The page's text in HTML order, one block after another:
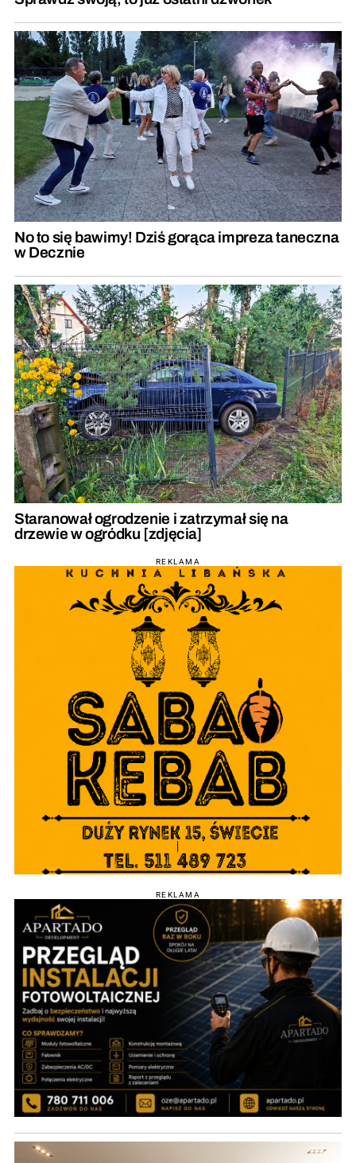
No to się bawimy! Dziś gorąca impreza taneczna
w Decznie
Staranował ogrodzenie i zatrzymał się na
drzewie w ogródku [zdjęcia]
REKLAMA
REKLAMA